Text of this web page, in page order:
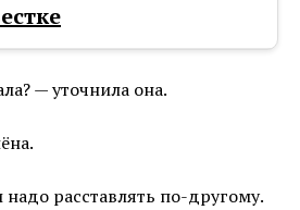
— уточнила она.
расставлять по-другому.